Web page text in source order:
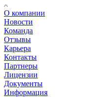
О компании
Новости
Команда
Отзывы
Карьера
Контакты
Партнеры
Лицензии
Документы
Информация